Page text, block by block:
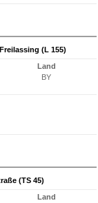
(L 155)
Land
BY
(TS 45)
Land